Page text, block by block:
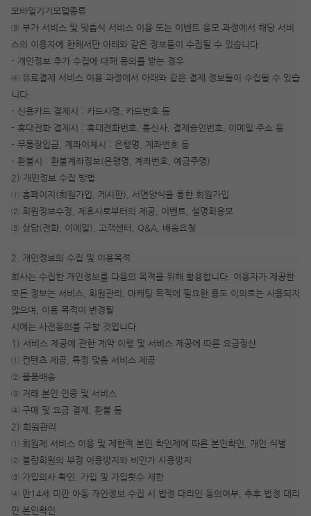
모바일기기모델종류
③ 부가 서비스 및 맞춤식 서비스 이용 또는 이벤트 응모 과정에서 해당 서비
스의 이용자에 한해서만 아래와 같은 정보들이 수집될 수 있습니다.
- 개인정보 추가 수집에 대해 동의를 받는 경우
④ 유료결제 서비스 이용 과정에서 아래와 같은 결제 정보들이 수집될 수 있습
니다.
- 신용카드 결제시 : 카드사명, 카드번호 등
- 휴대전화 결제시 : 휴대전화번호, 통신사, 결제승인번호, 이메일 주소 등
- 무통장입금, 계좌이체시 : 은행명, 계좌번호 등
- 환불시 : 환불계좌정보(은행명, 계좌번호, 예금주명)
2) 개인정보 수집 방법
① 홈페이지(회원가입, 게시판), 서면양식을 통한 회원가입
② 회원정보수정, 제휴사로부터의 제공, 이벤트, 설명회응모
③ 상담(전화, 이메일), 고객센터, Q&A, 배송요청
2. 개인정보의 수집 및 이용목적
회사는 수집한 개인정보를 다음의 목적을 위해 활용합니다. 이용자가 제공한
모든 정보는 서비스, 회원관리, 마케팅 목적에 필요한 용도 이외로는 사용되지
않으며, 이용 목적이 변경될
시에는 사전동의를 구할 것입니다.
1) 서비스 제공에 관한 계약 이행 및 서비스 제공에 따른 요금정산
① 컨텐츠 제공, 특정 맞춤 서비스 제공
② 물품배송
③ 거래 본인 인증 및 서비스
④ 구매 및 요금 결제, 환불 등
2) 회원관리
① 회원제 서비스 이용 및 제한적 본인 확인제에 따른 본인확인, 개인 식별
② 불량회원의 부정 이용방지와 비인가 사용방지
③ 가입의사 확인, 가입 및 가입횟수 제한
④ 만14세 미만 아동 개인정보 수집 시 법정 대리인 동의여부, 추후 법정 대리
인 본인확인